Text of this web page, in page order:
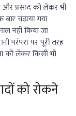
और प्रसाद को लेकर भी
चढ़ाया गया
नहीं किया जा
परंपरा पर पूरी तरह
को लेकर किसी भी
को रोकने